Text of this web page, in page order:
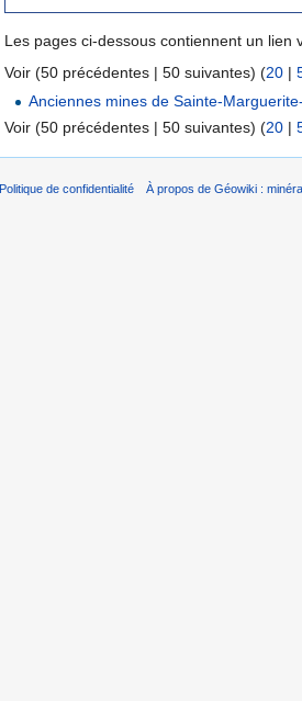
Les pages ci-dessous contiennent un lien
Voir (50 précédentes | 50 suivantes) (20 |
Anciennes mines de Sainte-
Voir (50 précédentes | 50 suivantes) (20 |
Politique de confidentialité À propos de Géowiki :